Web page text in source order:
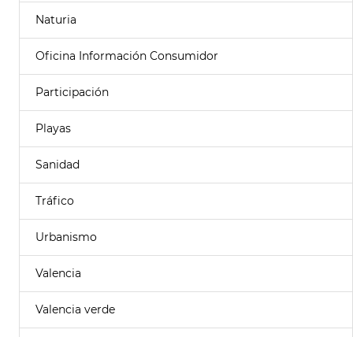
Naturia
Oficina Información Consumidor
Participación
Playas
Sanidad
Tráfico
Urbanismo
Valencia
Valencia verde